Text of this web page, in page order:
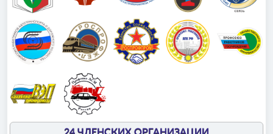
24 ЧЛЕНСКИХ ОРГАНИЗАЦИИ